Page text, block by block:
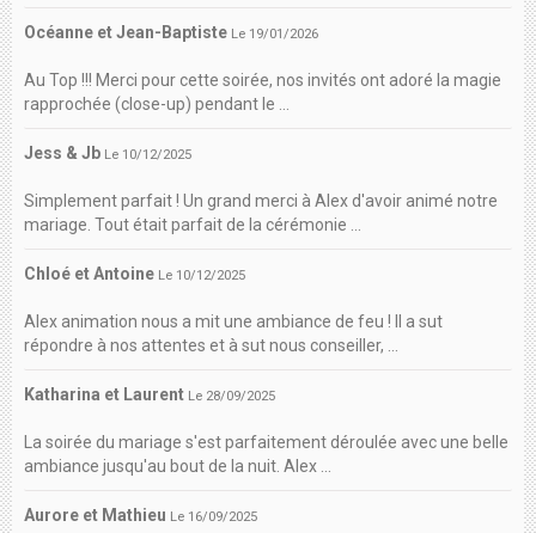
Océanne et Jean-Baptiste Le 19/01/2026
Au Top !!! Merci pour cette soirée, nos invités ont adoré la magie
rapprochée (close-up) pendant le ...
Jess & Jb Le 10/12/2025
Simplement parfait ! Un grand merci à Alex d'avoir animé notre
mariage. Tout était parfait de la cérémonie ...
Chloé et Antoine Le 10/12/2025
Alex animation nous a mit une ambiance de feu ! Il a sut
répondre à nos attentes et à sut nous conseiller, ...
Katharina et Laurent Le 28/09/2025
La soirée du mariage s'est parfaitement déroulée avec une belle
ambiance jusqu'au bout de la nuit. Alex ...
Aurore et Mathieu Le 16/09/2025